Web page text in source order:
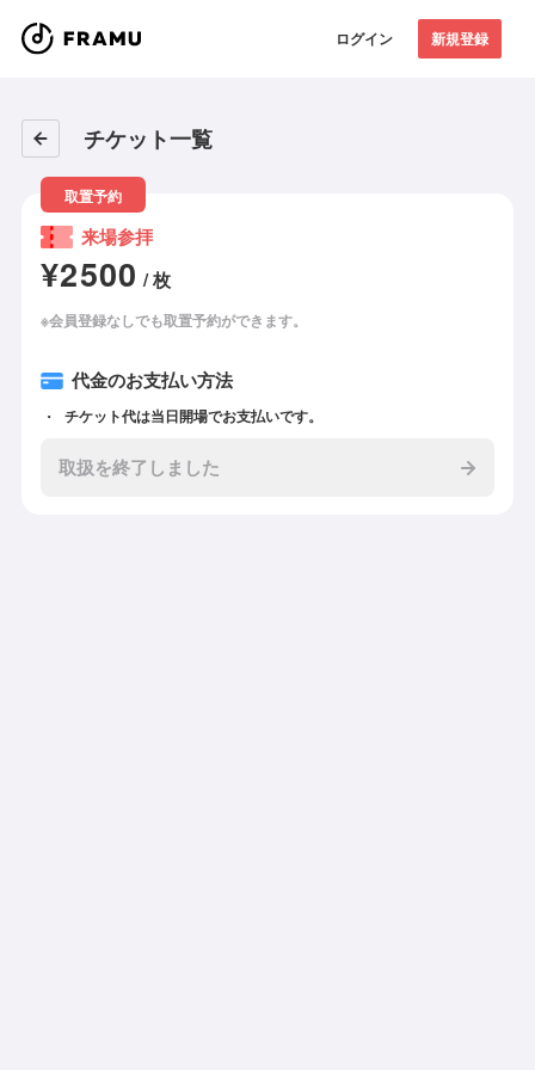
ログイン 新規登録
チケット一覧
取置予約
来場参拝
¥2500 / 枚
※会員登録なしでも取置予約ができます。
代金のお支払い方法
チケット代は当日開場でお支払いです。
取扱を終了しました